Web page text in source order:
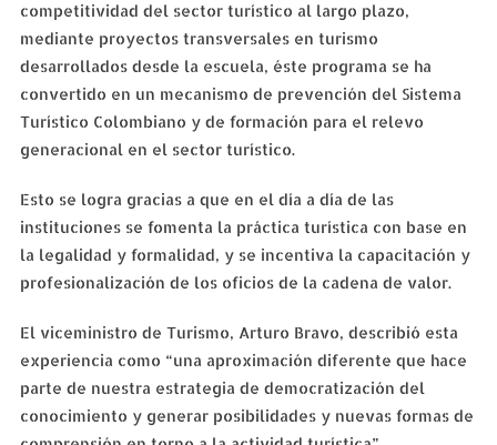
competitividad del sector turístico al largo plazo,
mediante proyectos transversales en turismo
desarrollados desde la escuela, éste programa se ha
convertido en un mecanismo de prevención del Sistema
Turístico Colombiano y de formación para el relevo
generacional en el sector turístico.
Esto se logra gracias a que en el día a día de las
instituciones se fomenta la práctica turística con base en
la legalidad y formalidad, y se incentiva la capacitación y
profesionalización de los oficios de la cadena de valor.
El viceministro de Turismo, Arturo Bravo, describió esta
experiencia como “una aproximación diferente que hace
parte de nuestra estrategia de democratización del
conocimiento y generar posibilidades y nuevas formas de